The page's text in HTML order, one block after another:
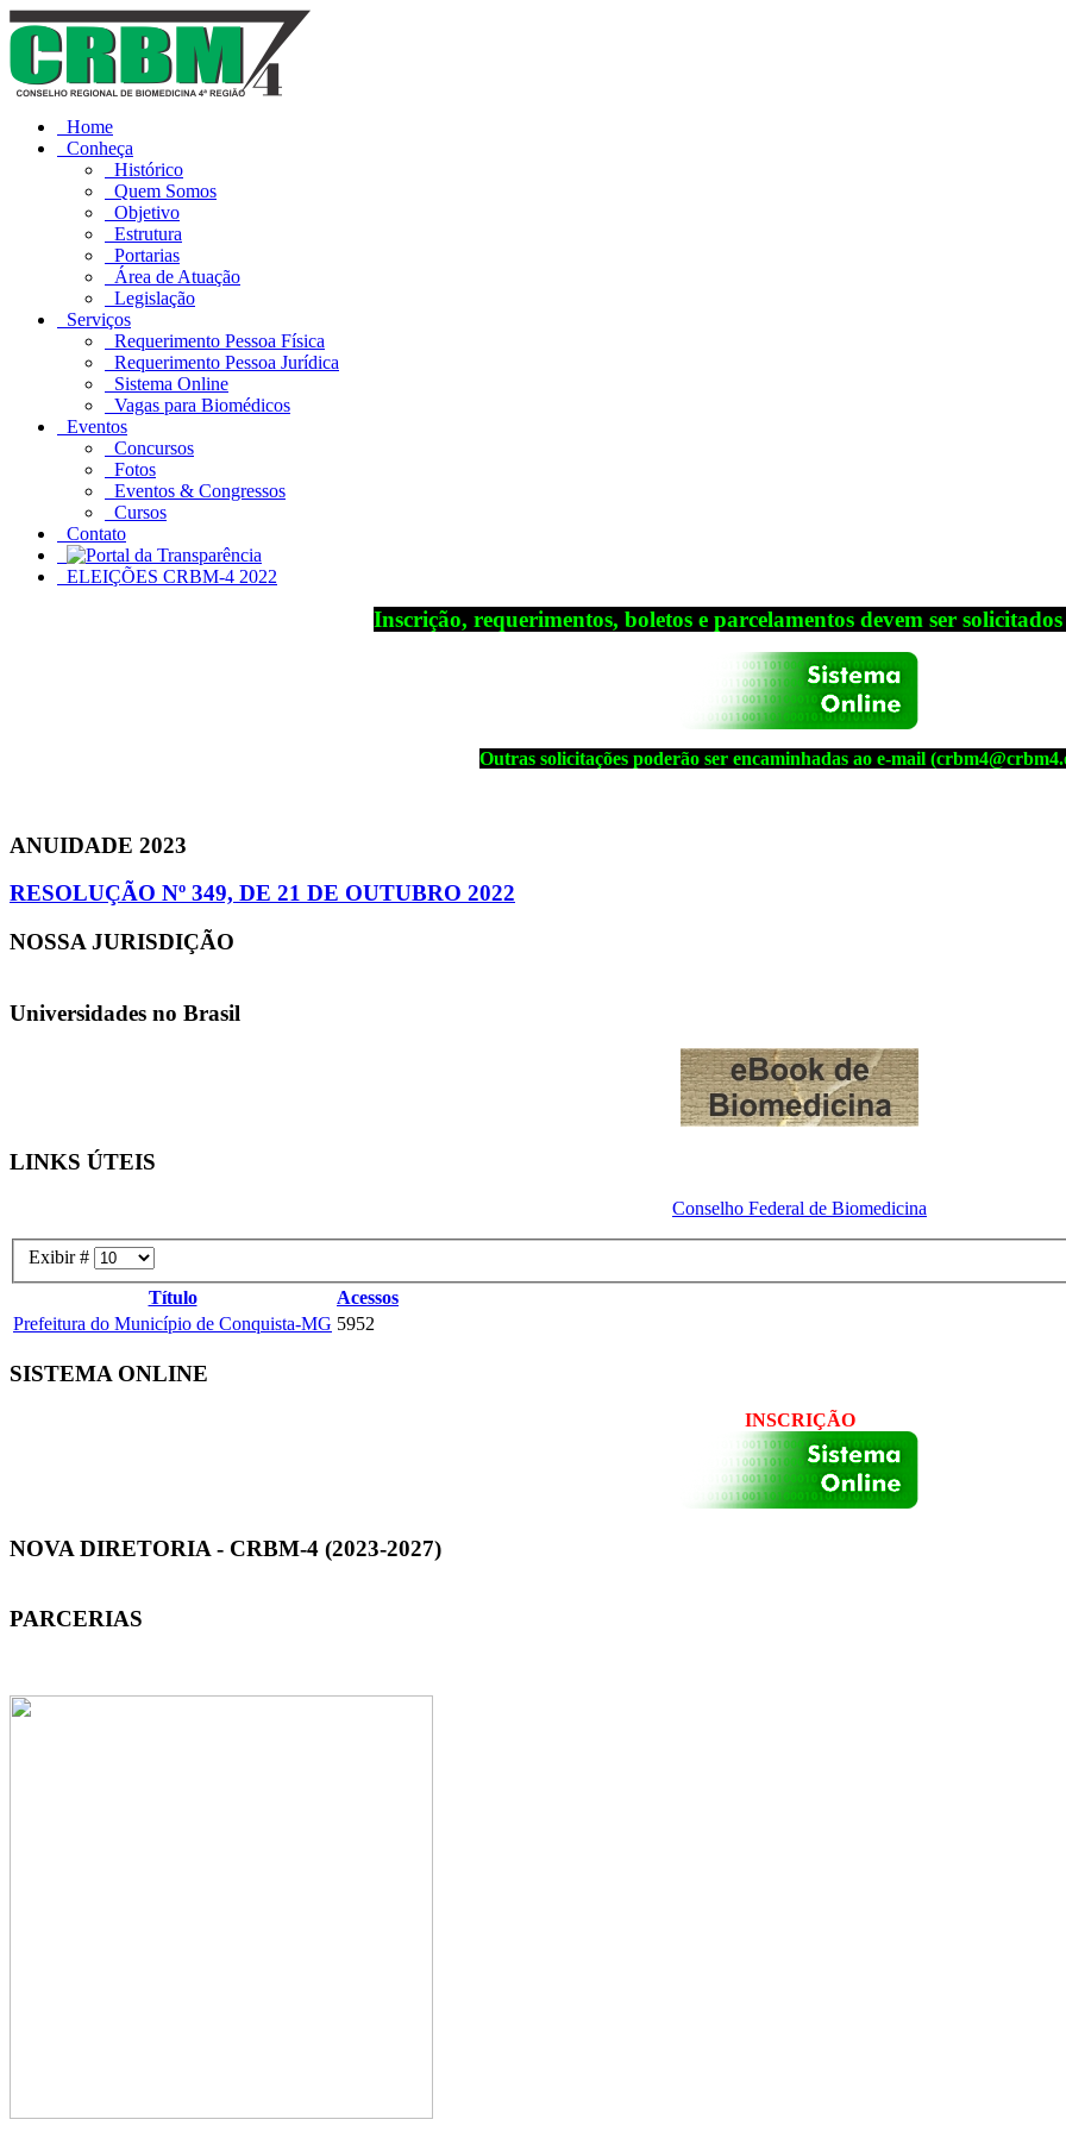
Home
Conheça
Histórico
Quem Somos
Objetivo
Estrutura
Portarias
Área de Atuação
Legislação
Serviços
Requerimento Pessoa Física
Requerimento Pessoa Jurídica
Sistema Online
Vagas para Biomédicos
Eventos
Concursos
Fotos
Eventos & Congressos
Cursos
Contato
ELEIÇÕES CRBM-4 2022
Inscrição, requerimentos, boletos e parcelamentos devem ser
Outras solicitações poderão ser encaminhadas ao e-mail
ANUIDADE 2023
RESOLUÇÃO Nº 349, DE 21 DE OUTUBRO 2022
NOSSA JURISDIÇÃO
Universidades no Brasil
LINKS ÚTEIS
Conselho Federal de Biomedicina
Exibir #
Título
Acessos
Prefeitura do Município de Conquista-MG 5952
SISTEMA ONLINE
INSCRIÇÃO
NOVA DIRETORIA - CRBM-4 (2023-2027)
PARCERIAS